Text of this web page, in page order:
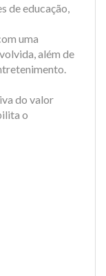
de educação,
uma
além de
do valor
o